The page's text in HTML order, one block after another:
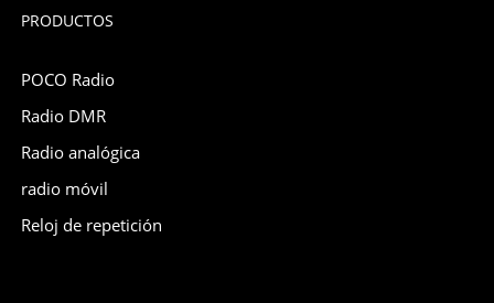
PRODUCTOS
POCO Radio
Radio DMR
Radio analógica
radio móvil
Reloj de repetición